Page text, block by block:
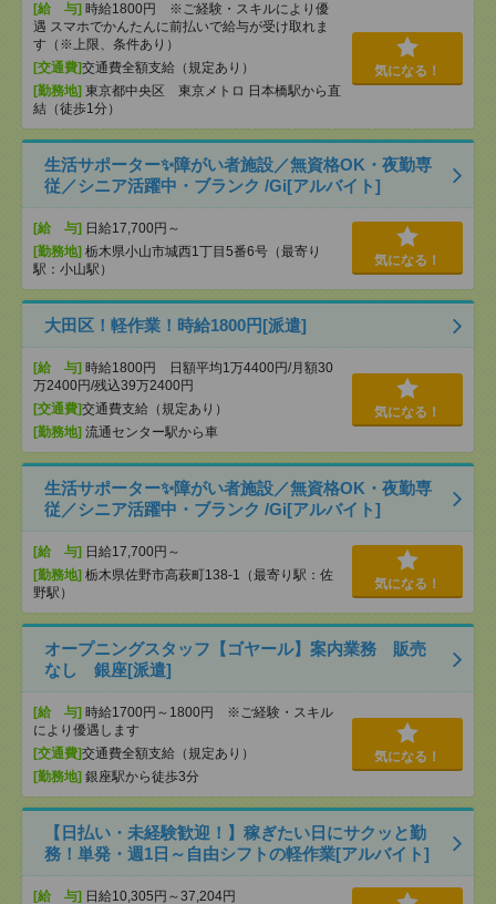
[給 与] 時給1800円 ※ご経験・スキルにより優
遇 スマホでかんたんに前払いで給与が受け取れま
す（※上限、条件あり）
[交通費]交通費全額支給（規定あり）
[勤務地] 東京都中央区 東京メトロ 日本橋駅から直
結（徒歩1分）
気になる！
生活サポーター✨障がい者施設／無資格OK・夜勤専
従／シニア活躍中・ブランク /Gi[アルバイト]
[給 与] 日給17,700円～
[勤務地] 栃木県小山市城西1丁目5番6号（最寄り
駅：小山駅）
気になる！
大田区！軽作業！時給1800円[派遣]
[給 与] 時給1800円 日額平均1万4400円/月額30
万2400円/残込39万2400円
[交通費]交通費支給（規定あり）
[勤務地] 流通センター駅から車
気になる！
生活サポーター✨障がい者施設／無資格OK・夜勤専
従／シニア活躍中・ブランク /Gi[アルバイト]
[給 与] 日給17,700円～
[勤務地] 栃木県佐野市高萩町138-1（最寄り駅：佐
野駅）
気になる！
オープニングスタッフ【ゴヤール】案内業務 販売
なし 銀座[派遣]
[給 与] 時給1700円～1800円 ※ご経験・スキル
により優遇します
[交通費]交通費全額支給（規定あり）
[勤務地] 銀座駅から徒歩3分
気になる！
【日払い・未経験歓迎！】稼ぎたい日にサクッと勤
務！単発・週1日～自由シフトの軽作業[アルバイト]
[給 与] 日給10,305円～37,204円